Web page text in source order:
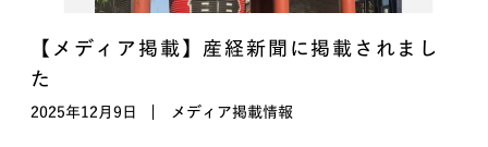
【メディア掲載】産経新聞に掲載されまし
た
2025年12月9日 メディア掲載情報